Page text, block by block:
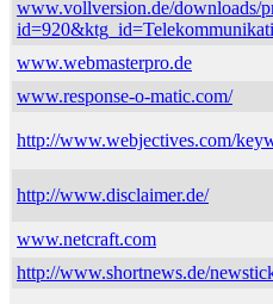
www.vollversion.de/downloads/
www.webmasterpro.de
www.response-o-matic.com/
http://www.webjectives.com/
http://www.disclaimer.de/
www.netcraft.com
http://www.shortnews.de/